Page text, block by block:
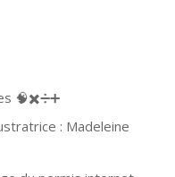
🧠✖️➗➕
: Madeleine